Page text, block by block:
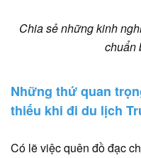
Chia sẻ những kinh
chuẩn
Những thứ quan
thiếu khi đi du lịch
Có lẽ việc quên đồ đạc